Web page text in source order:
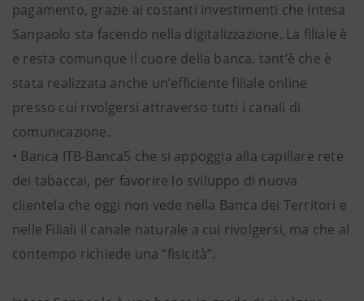
pagamento, grazie ai costanti investimenti che Intesa
Sanpaolo sta facendo nella digitalizzazione. La filiale è
e resta comunque il cuore della banca, tant’è che è
stata realizzata anche un’efficiente filiale online
presso cui rivolgersi attraverso tutti i canali di
comunicazione.
• Banca ITB-Banca5 che si appoggia alla capillare rete
dei tabaccai, per favorire lo sviluppo di nuova
clientela che oggi non vede nella Banca dei Territori e
nelle Filiali il canale naturale a cui rivolgersi, ma che al
contempo richiede una “fisicità”.